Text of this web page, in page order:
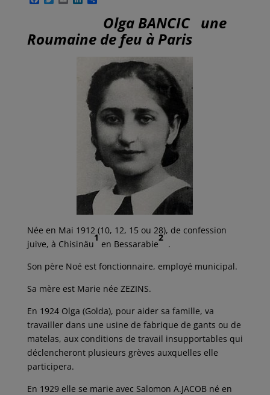
b
o
t
e
l e
d
a
g
r
Olga BANCIC une
Roumaine de feu à Paris
Née en Mai 1912 (10, 12, 15 ou 28), de confession
juive, à Chisinäu
1
en Bessarabie
2
.
Son père Noé est fonctionnaire, employé municipal.
Sa mère est Marie née ZEZINS.
En 1924 Olga (Golda), pour aider sa famille, va
travailler dans une usine de fabrique de gants ou de
matelas, aux conditions de travail insupportables qui
déclencheront plusieurs grèves auxquelles elle
participera.
En 1929 elle se marie avec Salomon A.JACOB né en